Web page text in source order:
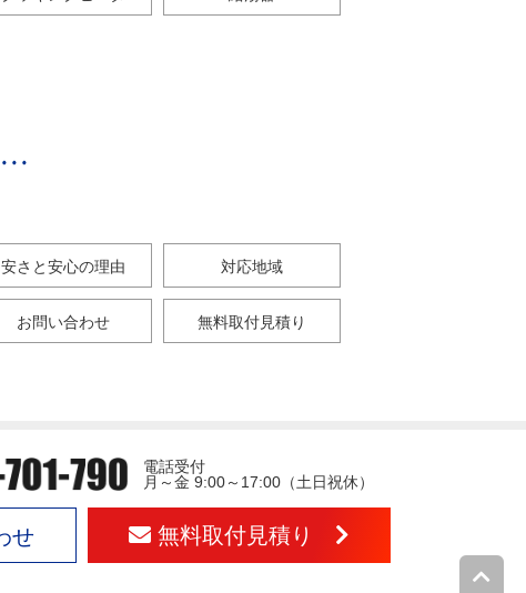
安さと安心の理由 対応地域
お問い合わせ 無料取付見積り
電話受付
月～金 9:00～17:00（土日祝休）
せ 無料取付見積り